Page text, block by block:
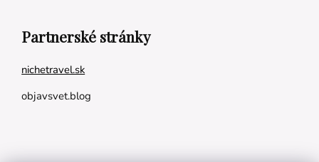
Partnerské stránky
nichetravel.sk
objavsvet.blog